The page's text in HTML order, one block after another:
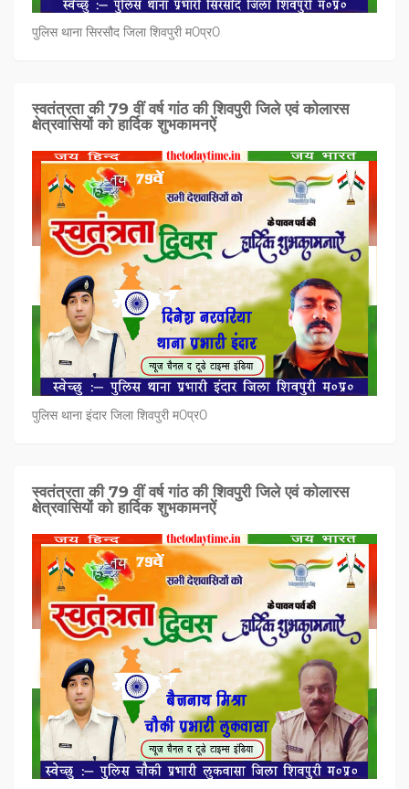
पुलिस थाना सिरसौद जिला शिवपुरी म0प्र0
स्वतंत्रता की 79 वीं वर्ष गांठ की शिवपुरी जिले एवं कोलारस
क्षेत्रवासियों को हार्दिक शुभकामनऐं
पुलिस थाना इंदार जिला शिवपुरी म0प्र0
स्वतंत्रता की 79 वीं वर्ष गांठ की शिवपुरी जिले एवं कोलारस
क्षेत्रवासियों को हार्दिक शुभकामनऐं